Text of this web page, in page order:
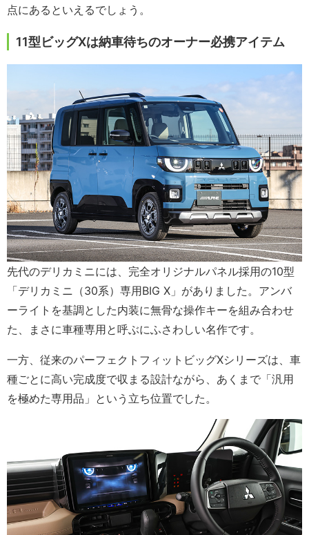
点にあるといえるでしょう。
11型ビッグXは納車待ちのオーナー必携アイテム
先代のデリカミニには、完全オリジナルパネル採用の10型
「デリカミニ（30系）専用BIG X」がありました。アンバ
ーライトを基調とした内装に無骨な操作キーを組み合わせ
た、まさに車種専用と呼ぶにふさわしい名作です。
一方、従来のパーフェクトフィットビッグXシリーズは、車
種ごとに高い完成度で収まる設計ながら、あくまで「汎用
を極めた専用品」という立ち位置でした。